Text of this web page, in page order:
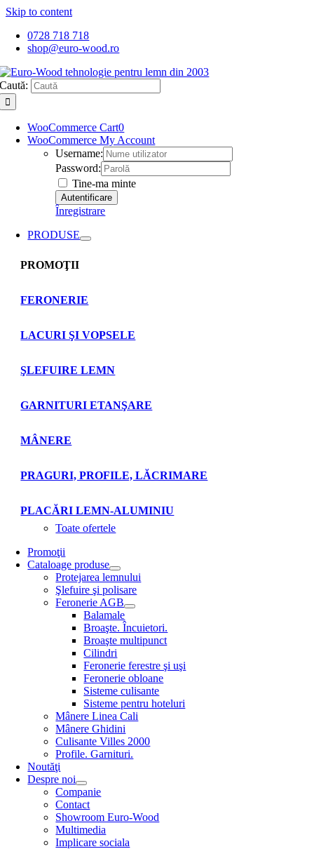
Skip to content
0728 718 718
shop@euro-wood.ro
Caută:
WooCommerce Cart0
WooCommerce My Account
Username:
Password:
Tine-ma minte
Înregistrare
PRODUSE
PROMOŢII
FERONERIE
LACURI ŞI VOPSELE
ŞLEFUIRE LEMN
GARNITURI ETANŞARE
MÂNERE
PRAGURI, PROFILE, LĂCRIMARE
PLACĂRI LEMN-ALUMINIU
Toate ofertele
Promoţii
Cataloage produse
Protejarea lemnului
Şlefuire şi polisare
Feronerie AGB
Balamale
Broaşte. Încuietori.
Broaşte multipunct
Cilindri
Feronerie ferestre şi uşi
Feronerie obloane
Sisteme culisante
Sisteme pentru hoteluri
Mânere Linea Cali
Mânere Ghidini
Culisante Villes 2000
Profile. Garnituri.
Noutăţi
Despre noi
Companie
Contact
Showroom Euro-Wood
Multimedia
Implicare sociala